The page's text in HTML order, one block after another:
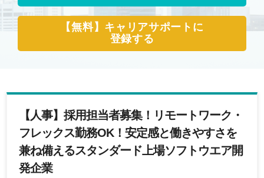
【無料】キャリアサポートに
登録する
【人事】採用担当者募集！リモートワーク・
フレックス勤務OK！安定感と働きやすさを
兼ね備えるスタンダード上場ソフトウエア開
発企業